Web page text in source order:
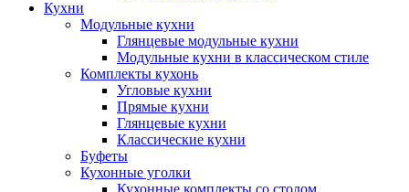
Кухни
Модульные кухни
Глянцевые модульные кухни
Модульные кухни в классическом стиле
Комплекты кухонь
Угловые кухни
Прямые кухни
Глянцевые кухни
Классические кухни
Буфеты
Кухонные уголки
Кухонные комплекты со столом